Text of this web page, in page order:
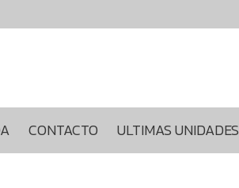
CONTACTO ULTIMAS UNIDADES